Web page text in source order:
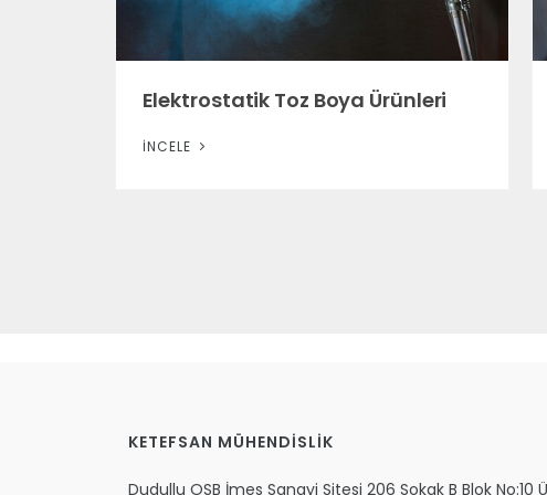
Elektrostatik Toz Boya Ürünleri
İNCELE
KETEFSAN MÜHENDİSLİK
Dudullu OSB İmes Sanayi Sitesi 206 Sokak B Blok No:10